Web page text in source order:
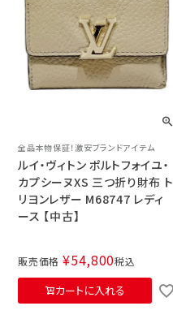
全品本物保証！激安ブランドアイテム
ルイ・ヴィトン ポルトフォイユ・
カプシーヌXS 三つ折り財布 ト
リヨンレザー M68747 レディ
ース 【中古】
販売価格 ¥54,800税込
カートに入れる